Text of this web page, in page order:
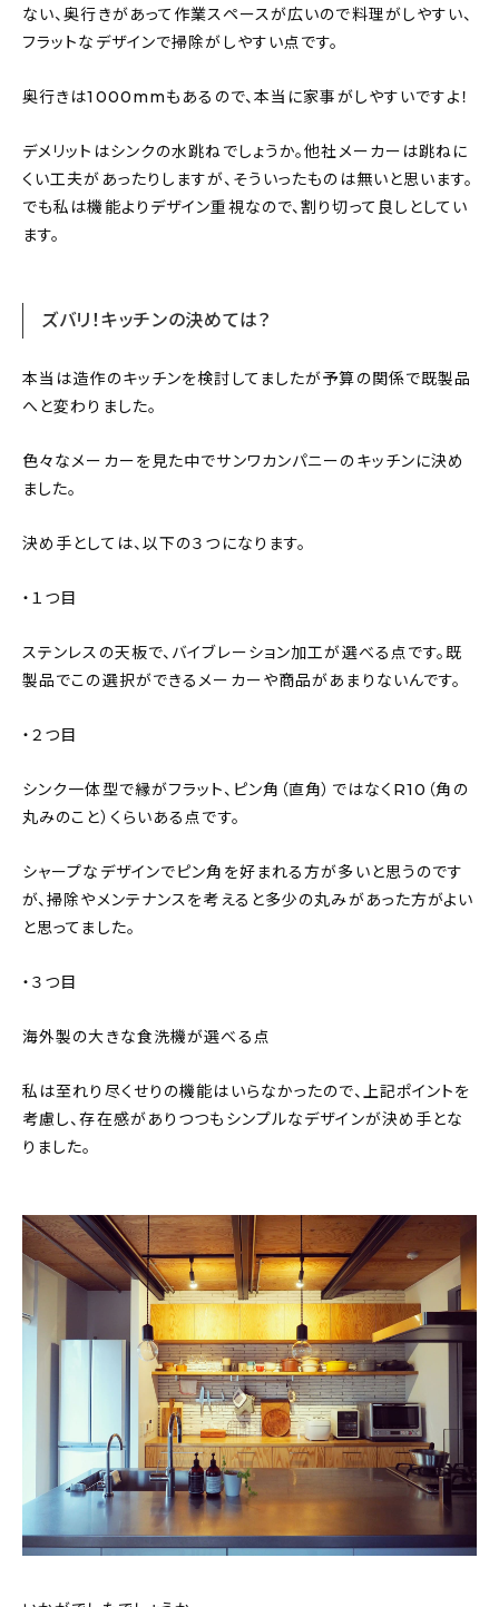
ない、奥行きがあって作業スペースが広いので料理がしやすい、
フラットなデザインで掃除がしやすい点です。
奥行きは1000mmもあるので、本当に家事がしやすいですよ！
デメリットはシンクの水跳ねでしょうか。他社メーカーは跳ねに
くい工夫があったりしますが、そういったものは無いと思います。
でも私は機能よりデザイン重視なので、割り切って良しとしてい
ます。
ズバリ！キッチンの決めては？
本当は造作のキッチンを検討してましたが予算の関係で既製品
へと変わりました。
色々なメーカーを見た中でサンワカンパニーのキッチンに決め
ました。
決め手としては、以下の３つになります。
・１つ目
ステンレスの天板で、バイブレーション加工が選べる点です。既
製品でこの選択ができるメーカーや商品があまりないんです。
・２つ目
シンク一体型で縁がフラット、ピン角（直角）ではなくR10（角の
丸みのこと）くらいある点です。
シャープなデザインでピン角を好まれる方が多いと思うのです
が、掃除やメンテナンスを考えると多少の丸みがあった方がよい
と思ってました。
・３つ目
海外製の大きな食洗機が選べる点
私は至れり尽くせりの機能はいらなかったので、上記ポイントを
考慮し、存在感がありつつもシンプルなデザインが決め手とな
りました。